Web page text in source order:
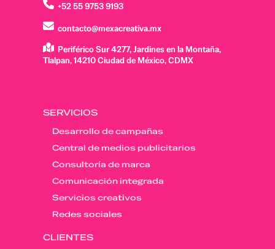
+52 55 9753 9193
contacto@mexacreativa.mx
Periférico Sur 4277, Jardines en la Montaña,
Tlalpan, 14210 Ciudad de México, CDMX
SERVICIOS
Desarrollo de campañas
Central de medios publicitarios
Consultoría de marca
Comunicación integrada
Servicios creativos
Redes sociales
CLIENTES